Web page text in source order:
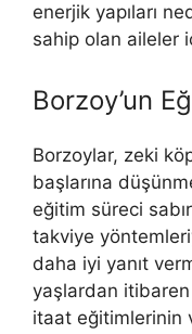
enerjik yapıları
sahip olan aileler
Borzoy’un
Borzoylar, zeki
başlarına
eğitim süreci
takviye
daha iyi yanıt
yaşlardan
itaat eğitimlerinin